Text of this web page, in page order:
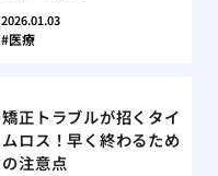
2026.01.03
医療
矯正トラブルが招くタイ
ムロス！早く終わるため
の注意点